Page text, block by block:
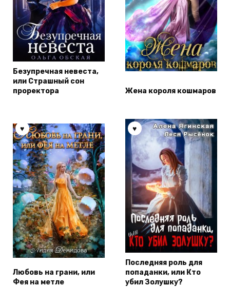
Безупречная невеста,
или Страшный сон
проректора
Жена короля кошмаров
Любовь на грани, или
Фея на метле
Последняя роль для
попаданки, или Кто
убил Золушку?